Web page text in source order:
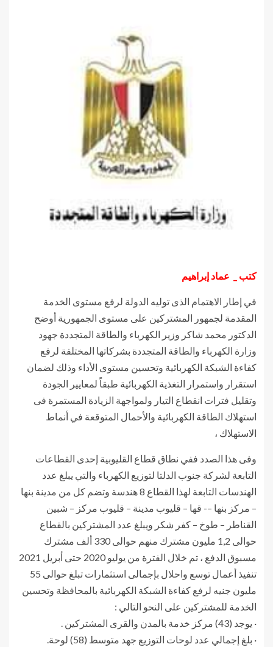
كتب _ عماد إبراهيم
في إطار الاهتمام الذى توليه الدولة لرفع مستوى الخدمة
المقدمة لجمهور المشتركين على مستوى الجمهورية أوضح
الدكتور محمد شاكر وزير الكهرباء والطاقة المتجددة جهود
وزارة الكهرباء والطاقة المتجددة بشركاتها المختلفة لرفع
كفاءة الشبكة الكهربائية وتحسين مستوى الأداء وذلك لضمان
استقرار واستمرار التغذية الكهربائية طبقاً لمعايير الجودة
وتقليل فترات انقطاع التيار ولمواجهة الزيادة المستمرة فى
استهلاك الطاقة الكهربائية والأحمال المتوقعة في أنماط
الاستهلاك ،
وفى هذا الصدد ففي نطاق قطاع القليوبية إحدى القطاعات
التابعة لشركة جنوب الدلتا لتوزيع الكهرباء والتي يبلغ عدد
الهندسات التابعة لهذا القطاع 8 هندسة وتضم كل من مدينة بنها
– مركز بنها –- قها – قليوب مدينة – قليوب مركز – شبين
القناطر – طوخ – كفر شكر ويبلغ عدد المشتركين بالقطاع
حوالى 1,2 مليون مشترك منهم حوالى 330 ألف مشترك
مسبوق الدفع ، تم خلال الفترة من يوليو 2020 حتى أبريل 2021
تنفيذ أعمال توسع واحلال بإجمالى استثمارات تبلغ حوالى 55
مليون جنيه لرفع كفاءة الشبكة الكهربائية بالمحافظة وتحسين
الخدمة للمشتركين على النحو التالي :
· يوجد (43) مركز خدمة بالمدن والقرى المشتركين .
· بلغ إجمالي عدد لوحات التوزيع جهد متوسط (58) لوحة.